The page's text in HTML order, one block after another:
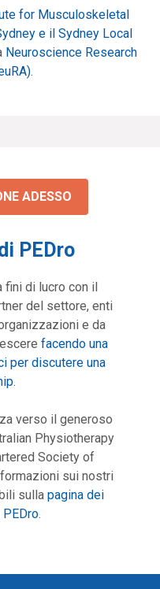
for Musculoskeletal
e il Sydney Local
Neuroscience Research
.
ADESSO
PEDro
fini di lucro con il
del settore, enti
e da
facendo una
per discutere una
.
verso il generoso
Physiotherapy
Society of
sui nostri
sulla pagina dei
.